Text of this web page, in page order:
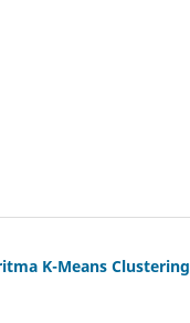
K-Means Clustering